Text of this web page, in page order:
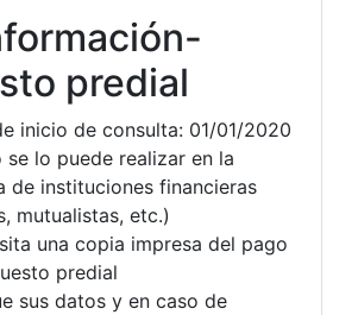
predial
inicio de consulta: 01/01/2020
se lo puede realizar en la
de instituciones financieras
mutualistas, etc.)
una copia impresa del pago
predial
sus datos y en caso de